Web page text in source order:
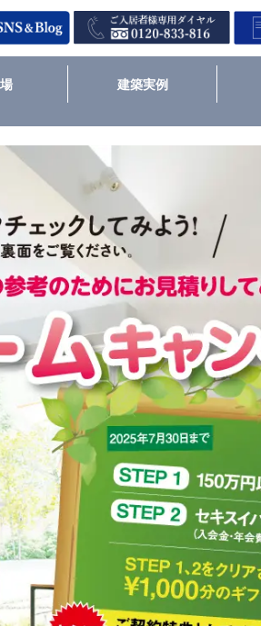
建築実例